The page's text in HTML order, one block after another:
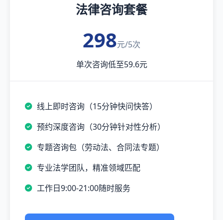
法律咨询套餐
298元/5次
单次咨询低至59.6元
线上即时咨询（15分钟快问快答）
预约深度咨询（30分钟针对性分析）
专题咨询包（劳动法、合同法专题）
专业法学团队，精准领域匹配
工作日9:00-21:00随时服务